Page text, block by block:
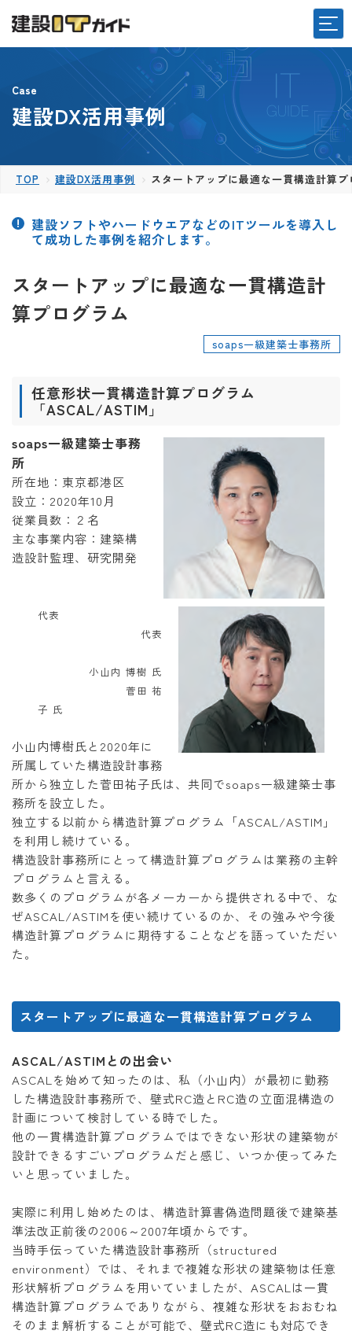
Case
建設DX活用事例
TOP 建設DX活用事例 スタートアップに最適な一貫構造計算
建設ソフトやハードウエアなどのITツールを導入し
て成功した事例を紹介します。
スタートアップに最適な一貫構造計
算プログラム
soaps一級建築士事務所
任意形状一貫構造計算プログラム
「ASCAL/ASTIM」
soaps一級建築士事務
所
所在地：東京都港区
設立：2020年10月
従業員数：２名
主な事業内容：建築構
造設計監理、研究開発
代表
代表
小山内 博樹 氏
菅田 祐
子 氏
小山内博樹氏と2020年に
所属していた構造設計事務
所から独立した菅田祐子氏は、共同でsoaps一級建築士事
務所を設立した。
独立する以前から構造計算プログラム「ASCAL/ASTIM」
を利用し続けている。
構造設計事務所にとって構造計算プログラムは業務の主幹
プログラムと言える。
数多くのプログラムが各メーカーから提供される中で、な
ぜASCAL/ASTIMを使い続けているのか、その強みや今後
構造計算プログラムに期待することなどを語っていただい
た。
スタートアップに最適な一貫構造計算プログラム
ASCAL/ASTIMとの出会い
ASCALを始めて知ったのは、私（小山内）が最初に勤務
した構造設計事務所で、壁式RC造とRC造の立面混構造の
計画について検討している時でした。
他の一貫構造計算プログラムではできない形状の建築物が
設計できるすごいプログラムだと感じ、いつか使ってみた
いと思っていました。
実際に利用し始めたのは、構造計算書偽造問題後で建築基
準法改正前後の2006～2007年頃からです。
当時手伝っていた構造設計事務所（structured
environment）では、それまで複雑な形状の建築物は任意
形状解析プログラムを用いていましたが、ASCALは一貫
構造計算プログラムでありながら、複雑な形状をおおむね
そのまま解析することが可能で、壁式RC造にも対応でき